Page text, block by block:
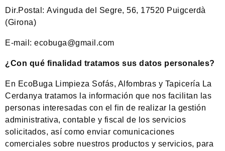
Dir.Postal: Avinguda del Segre, 56, 17520 Puigcerdà
(Girona)
E-mail: ecobuga@gmail.com
¿Con qué finalidad tratamos sus datos personales?
En EcoBuga Limpieza Sofás, Alfombras y Tapicería La
Cerdanya tratamos la información que nos facilitan las
personas interesadas con el fin de realizar la gestión
administrativa, contable y fiscal de los servicios
solicitados, así como enviar comunicaciones
comerciales sobre nuestros productos y servicios, para